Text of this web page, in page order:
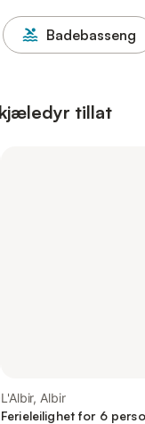
Badebasseng
tillat
L'Albir, Albir
Ferieleilighet for 6